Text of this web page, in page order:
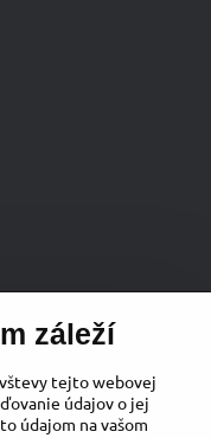
záleží
tejto webovej
údajov o jej
údajom na vašom